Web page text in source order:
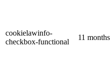
cookielawinfo-
checkbox-functional
11 months